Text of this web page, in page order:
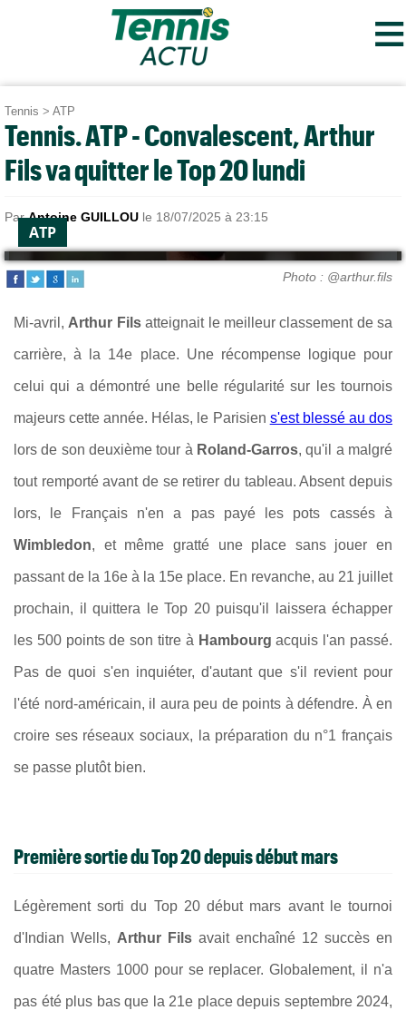
≡
Tennis > ATP
Tennis. ATP - Convalescent, Arthur
Fils va quitter le Top 20 lundi
ParAntoine GUILLOU le 18/07/2025 à 23:15
ATP
Photo : @arthur.fils
Mi-avril, Arthur Filsatteignait le meilleur classement de sa
carrière, à la 14e place. Une récompense logique pour
celui qui a démontré une belle régularité sur les tournois
majeurs cette année. Hélas, le Parisien s'est blessé au dos
lors de son deuxième tour à Roland-Garros, qu'il a malgré
tout remporté avant de se retirer du tableau. Absent depuis
lors, le Français n'en a pas payé les pots cassés à
Wimbledon, et même gratté une place sans jouer en
passant de la 16e à la 15e place. En revanche, au 21 juillet
prochain, il quittera le Top 20 puisqu'il laissera échapper
les 500 points de son titre à Hambourgacquis l'an passé.
Pas de quoi s'en inquiéter, d'autant que s'il revient pour
l'été nord-américain, il aura peu de points à défendre. À en
croire ses réseaux sociaux, la préparation du n°1 français
se passe plutôt bien.
Première sortie du Top 20 depuis début mars
Légèrement sorti du Top 20 début mars avant le tournoi
d'Indian Wells, Arthur Fils avait enchaîné 12 succès en
quatre Masters 1000 pour se replacer. Globalement, il n'a
pas été plus bas que la 21e place depuis septembre 2024,